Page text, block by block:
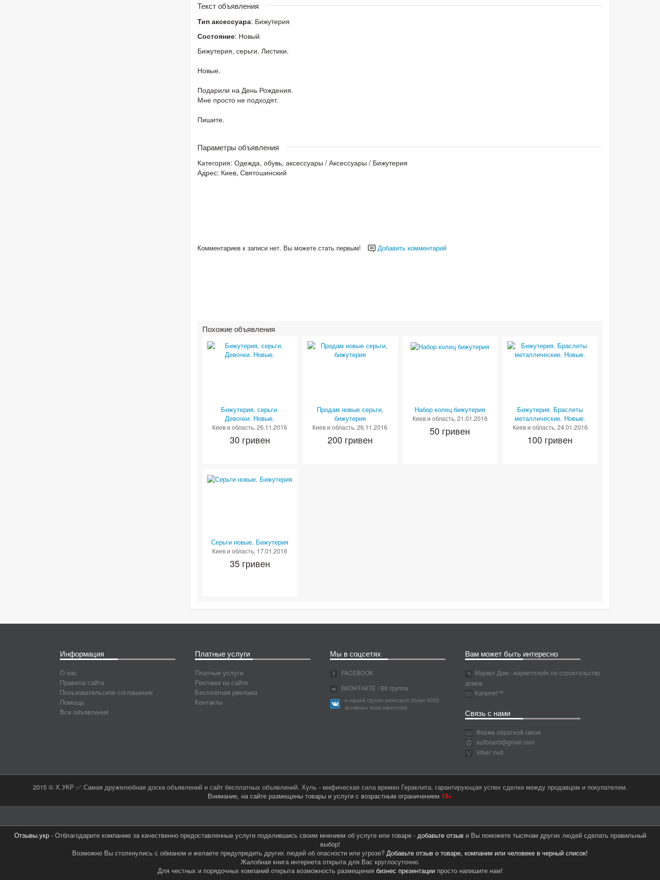
Текст объявления
Тип аксессуара: Бижутерия
Состояние: Новый
Бижутерия, серьги. Листики.
Новые.
Подарили на День Рождения.
Мне просто не подходят.
Пишите.
Параметры объявления
Категория: Одежда, обувь, аксессуары / Аксессуары / Бижутерия
Адрес: Киев, Святошинский
Комментариев к записи нет. Вы можете стать первым! Добавить комментарий
Похожие объявления
Бижутерия, серьги.
Девочки. Новые.
Киев и область, 26.11.2016
30 гривен
Продам новые серьги,
бижутерия
Киев и область, 26.11.2016
200 гривен
Набор колец бижутерия
Киев и область, 21.01.2016
50 гривен
Бижутерия. Браслеты
металлические. Новые.
Киев и область, 24.01.2016
100 гривен
Серьги новые. Бижутерия
Киев и область, 17.01.2016
35 гривен
Информация
О нас
Правила сайта
Пользовательское соглашение
Помощь
Все объявления
Платные услуги
Платные услуги
Реклама на сайте
Бесплатная реклама
Контакты
Мы в соцсетях
FACEBOOK
ВКОНТАКТЕ / ВК группа
в нашей группе вконтакте более 6000
активных пользователей
Вам может быть интересно
Маркет Дом - маркетплейс по строительству
домов
Karamel™
Связь с нами
Форма обратной связи
xullboard@gmail.com
Viber: hull
2015 © Х.УКР ✅ Самая дружелюбная доска объявлений и сайт бесплатных объявлений. Хуль - мифическая сила времен Гераклита, гарантирующая успех сделки между продавцом и покупателем.
Внимание, на сайте размещены товары и услуги с возрастным ограничением 18+
Отзывы.укр- Отблагодарите компанию за качественно предоставленные услуги поделившись своим мнением об услуге или товаре - добавьте отзыви Вы поможете тысячам других людей сделать правильный
выбор!
Возможно Вы столкнулись с обманом и желаете предупредить других людей об опасности или угрозе? Добавьте отзыв о товаре, компании или человеке в черный список!
Жалобная книга интернета открыта для Вас круглосуточно.
Для честных и порядочных компаний открыта возможность размещения бизнес презентациипросто напишите нам!